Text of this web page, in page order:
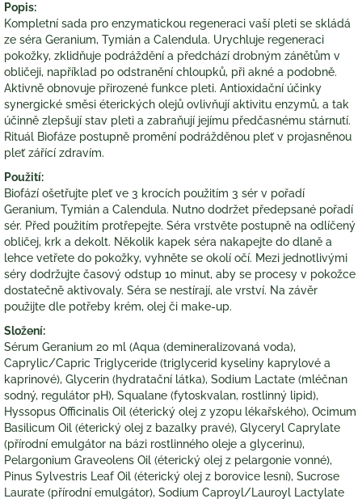
Popis:
Kompletní sada pro enzymatickou regeneraci vaší pleti se skládá
ze séra Geranium, Tymián a Calendula. Urychluje regeneraci
pokožky, zklidňuje podráždění a předchází drobným zánětům v
obličeji, například po odstranění chloupků, při akné a podobně.
Aktivně obnovuje přirozené funkce pleti. Antioxidační účinky
synergické směsi éterických olejů ovlivňují aktivitu enzymů, a tak
účinně zlepšují stav pleti a zabraňují jejímu předčasnému stárnutí.
Rituál Biofáze postupně promění podrážděnou pleť v projasněnou
pleť zářící zdravím.
Použití:
Biofází ošetřujte pleť ve 3 krocích použitím 3 sér v pořadí
Geranium, Tymián a Calendula. Nutno dodržet předepsané pořadí
sér. Před použitím protřepejte. Séra vrstvěte postupně na odlíčený
obličej, krk a dekolt. Několik kapek séra nakapejte do dlaně a
lehce vetřete do pokožky, vyhněte se okolí očí. Mezi jednotlivými
séry dodržujte časový odstup 10 minut, aby se procesy v pokožce
dostatečně aktivovaly. Séra se nestírají, ale vrství. Na závěr
použijte dle potřeby krém, olej či make-up.
Složení:
Sérum Geranium 20 ml (Aqua (demineralizovaná voda),
Caprylic/Capric Triglyceride (triglycerid kyseliny kaprylové a
kaprinové), Glycerin (hydratační látka), Sodium Lactate (mléčnan
sodný, regulátor pH), Squalane (fytoskvalan, rostlinný lipid),
Hyssopus Officinalis Oil (éterický olej z yzopu lékařského), Ocimum
Basilicum Oil (éterický olej z bazalky pravé), Glyceryl Caprylate
(přírodní emulgátor na bázi rostlinného oleje a glycerinu),
Pelargonium Graveolens Oil (éterický olej z pelargonie vonné),
Pinus Sylvestris Leaf Oil (éterický olej z borovice lesní), Sucrose
Laurate (přírodní emulgátor), Sodium Caproyl/Lauroyl Lactylate